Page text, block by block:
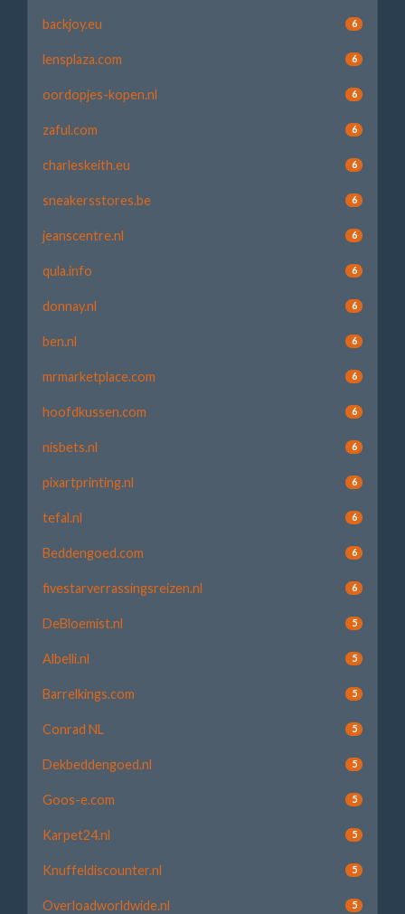
backjoy.eu 6
lensplaza.com 6
oordopjes-kopen.nl 6
zaful.com 6
charleskeith.eu 6
sneakersstores.be 6
jeanscentre.nl 6
qula.info 6
donnay.nl 6
ben.nl 6
mrmarketplace.com 6
hoofdkussen.com 6
nisbets.nl 6
pixartprinting.nl 6
tefal.nl 6
Beddengoed.com 6
fivestarverrassingsreizen.nl 6
DeBloemist.nl 5
Albelli.nl 5
Barrelkings.com 5
Conrad NL 5
Dekbeddengoed.nl 5
Goos-e.com 5
Karpet24.nl 5
Knuffeldiscounter.nl 5
Overloadworldwide.nl 5